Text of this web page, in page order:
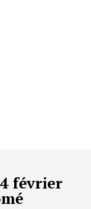
février